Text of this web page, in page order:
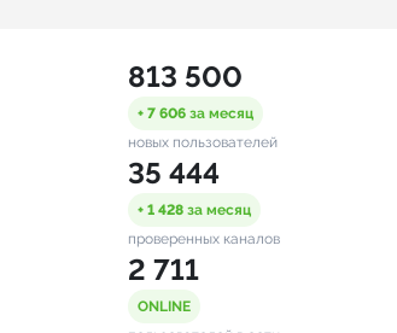
813 500
+ 7 606 за месяц
новых пользователей
35 444
+ 1 428 за месяц
проверенных каналов
2 711
ONLINE